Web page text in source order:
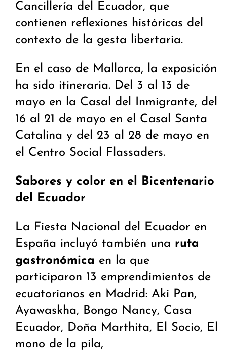
Cancillería del Ecuador, que
contienen reflexiones históricas del
contexto de la gesta libertaria.
En el caso de Mallorca, la exposición
ha sido itineraria. Del 3 al 13 de
mayo en la Casal del Inmigrante, del
16 al 21 de mayo en el Casal Santa
Catalina y del 23 al 28 de mayo en
el Centro Social Flassaders.
Sabores y color en el Bicentenario
del Ecuador
La Fiesta Nacional del Ecuador en
España incluyó también una ruta
gastronómica en la que
participaron 13 emprendimientos de
ecuatorianos en Madrid: Aki Pan,
Ayawaskha, Bongo Nancy, Casa
Ecuador, Doña Marthita, El Socio, El
mono de la pila,